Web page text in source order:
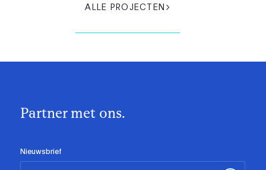
ALLE PROJECTEN
Partner met ons.
Nieuwsbrief